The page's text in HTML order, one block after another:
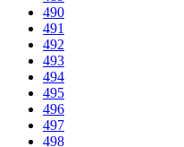
490
491
492
493
494
495
496
497
498